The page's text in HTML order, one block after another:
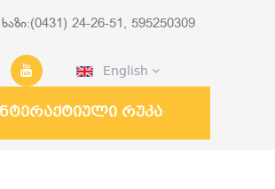
24-26-51, 595250309
English
რუკა